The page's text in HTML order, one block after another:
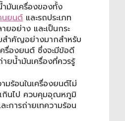
มันเครื่องของทั้ง
นยนต์ และรถประเภท
อย่าง และเป็นกระ
สำคัญอย่างมากสำหรับ
รื่องยนต์ ซึ่งจะมีข้อดี
ายน้ำมันเครื่องที่ควรรู้
มร้อนในเครื่องยนต์ไม่
กินไป ควบคุมอุณหภูมิ
ะการถ่ายเทความร้อน